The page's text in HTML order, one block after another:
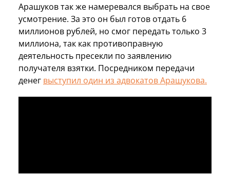
Арашуков так же намеревался выбрать на свое
усмотрение. За это он был готов отдать 6
миллионов рублей, но смог передать только 3
миллиона, так как противоправную
деятельность пресекли по заявлению
получателя взятки. Посредником передачи
денег выступил один из адвокатов Арашукова.